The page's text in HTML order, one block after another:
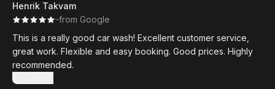
Henrik Takvam
··from Google
This is a really good car wash! Excellent customer service,
great work. Flexible and easy booking. Good prices. Highly
recommended.
Show more